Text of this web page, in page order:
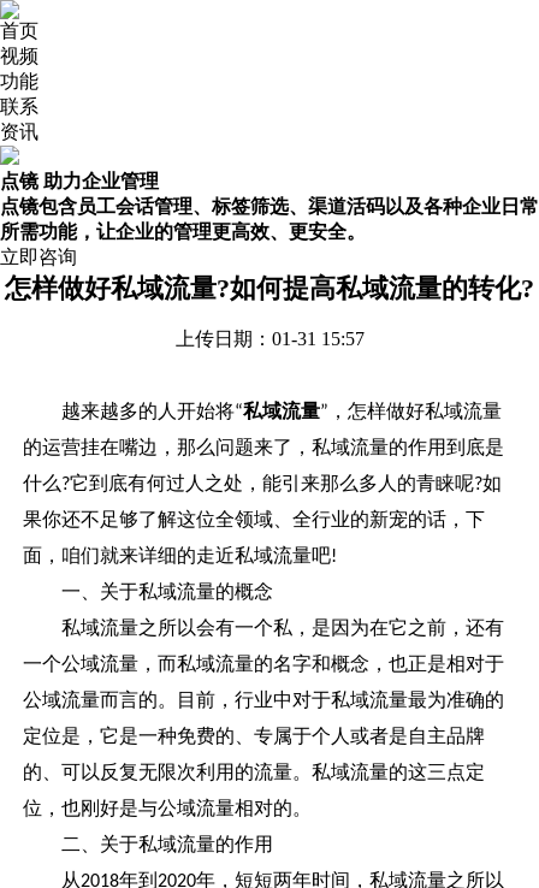
首页
视频
功能
联系
资讯
点镜 助力企业管理
点镜包含员工会话管理、标签筛选、渠道活码以及各种企业日常
所需功能，让企业的管理更高效、更安全。
立即咨询
怎样做好私域流量?如何提高私域流量的转化?
上传日期：01-31 15:57
越来越多的人开始将“私域流量” ，怎样做好私域流量
的运营挂在嘴边，那么问题来了，私域流量的作用到底是
什么?它到底有何过人之处，能引来那么多人的青睐呢?如
果你还不足够了解这位全领域、全行业的新宠的话，下
面，咱们就来详细的走近私域流量吧!
一、关于私域流量的概念
私域流量之所以会有一个私，是因为在它之前，还有
一个公域流量，而私域流量的名字和概念，也正是相对于
公域流量而言的。目前，行业中对于私域流量最为准确的
定位是，它是一种免费的、专属于个人或者是自主品牌
的、可以反复无限次利用的流量。私域流量的这三点定
位，也刚好是与公域流量相对的。
二、关于私域流量的作用
从2018年到2020年，短短两年时间，私域流量之所以